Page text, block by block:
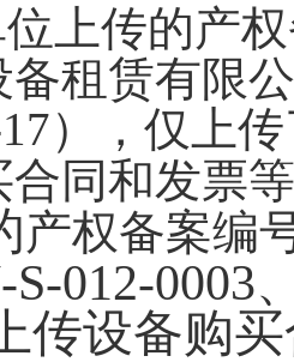
上传的产
租赁有限
）
，仅上
同和发票
产权备案编
S-012-0003
传设备购